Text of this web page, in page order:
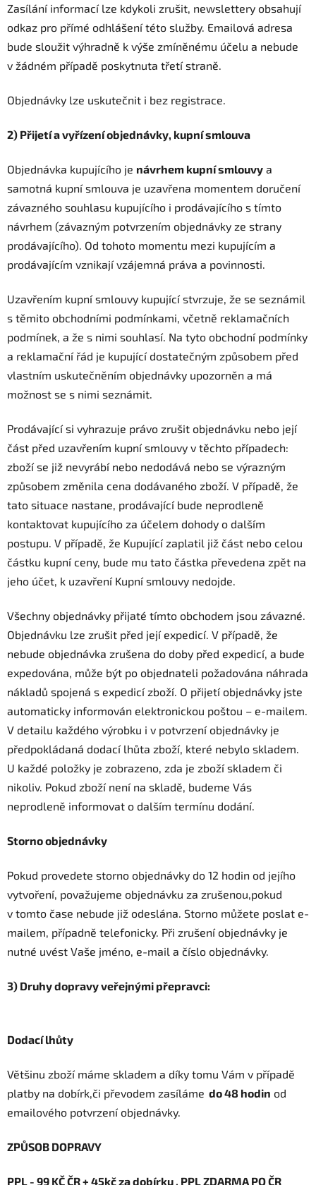
Zasílání informací lze kdykoli zrušit, newslettery obsahují
odkaz pro přímé odhlášení této služby. Emailová adresa
bude sloužit výhradně k výše zmíněnému účelu a nebude
v žádném případě poskytnuta třetí straně.
Objednávky lze uskutečnit i bez registrace.
2) Přijetí a vyřízení objednávky, kupní smlouva
Objednávka kupujícího je návrhem kupní smlouvy a
samotná kupní smlouva je uzavřena momentem doručení
závazného souhlasu kupujícího i prodávajícího s tímto
návrhem (závazným potvrzením objednávky ze strany
prodávajícího). Od tohoto momentu mezi kupujícím a
prodávajícím vznikají vzájemná práva a povinnosti.
Uzavřením kupní smlouvy kupující stvrzuje, že se seznámil
s těmito obchodními podmínkami, včetně reklamačních
podmínek, a že s nimi souhlasí. Na tyto obchodní podmínky
a reklamační řád je kupující dostatečným způsobem před
vlastním uskutečněním objednávky upozorněn a má
možnost se s nimi seznámit.
Prodávající si vyhrazuje právo zrušit objednávku nebo její
část před uzavřením kupní smlouvy v těchto případech:
zboží se již nevyrábí nebo nedodává nebo se výrazným
způsobem změnila cena dodávaného zboží. V případě, že
tato situace nastane, prodávající bude neprodleně
kontaktovat kupujícího za účelem dohody o dalším
postupu. V případě, že Kupující zaplatil již část nebo celou
částku kupní ceny, bude mu tato částka převedena zpět na
jeho účet, k uzavření Kupní smlouvy nedojde.
Všechny objednávky přijaté tímto obchodem jsou závazné.
Objednávku lze zrušit před její expedicí. V případě, že
nebude objednávka zrušena do doby před expedicí, a bude
expedována, může být po objednateli požadována náhrada
nákladů spojená s expedicí zboží. O přijetí objednávky jste
automaticky informován elektronickou poštou – e-mailem.
V detailu každého výrobku i v potvrzení objednávky je
předpokládaná dodací lhůta zboží, které nebylo skladem.
U každé položky je zobrazeno, zda je zboží skladem či
nikoliv. Pokud zboží není na skladě, budeme Vás
neprodleně informovat o dalším termínu dodání.
Storno objednávky
Pokud provedete storno objednávky do 12 hodin od jejího
vytvoření, považujeme objednávku za zrušenou,pokud
v tomto čase nebude již odeslána. Storno můžete poslat e-
mailem, případně telefonicky. Při zrušení objednávky je
nutné uvést Vaše jméno, e-mail a číslo objednávky.
3) Druhy dopravy veřejnými přepravci:
Dodací lhůty
Většinu zboží máme skladem a díky tomu Vám v případě
platby na dobírk,či převodem zasíláme do 48 hodin od
emailového potvrzení objednávky.
ZPŮSOB DOPRAVY
PPL - 99 KČ ČR + 45kč za dobírku , PPL ZDARMA PO ČR